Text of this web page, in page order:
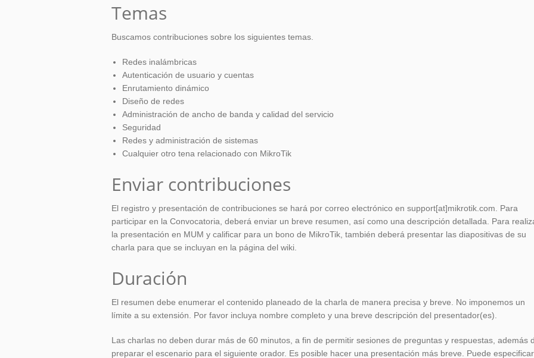
Temas
Buscamos contribuciones sobre los siguientes temas.
Redes inalámbricas
Autenticación de usuario y cuentas
Enrutamiento dinámico
Diseño de redes
Administración de ancho de banda y calidad del servicio
Seguridad
Redes y administración de sistemas
Cualquier otro tena relacionado con MikroTik
Enviar contribuciones
El registro y presentación de contribuciones se hará por correo electrónico en support[at]mikrotik.com. Para
participar en la Convocatoria, deberá enviar un breve resumen, así como una descripción detallada. Para
la presentación en MUM y calificar para un bono de MikroTik, también deberá presentar las diapositivas de su
charla para que se incluyan en la página del wiki.
Duración
El resumen debe enumerar el contenido planeado de la charla de manera precisa y breve. No imponemos un
límite a su extensión. Por favor incluya nombre completo y una breve descripción del presentador(es).
Las charlas no deben durar más de 60 minutos, a fin de permitir sesiones de preguntas y respuestas, además
preparar el escenario para el siguiente orador. Es posible hacer una presentación más breve. Puede especificar